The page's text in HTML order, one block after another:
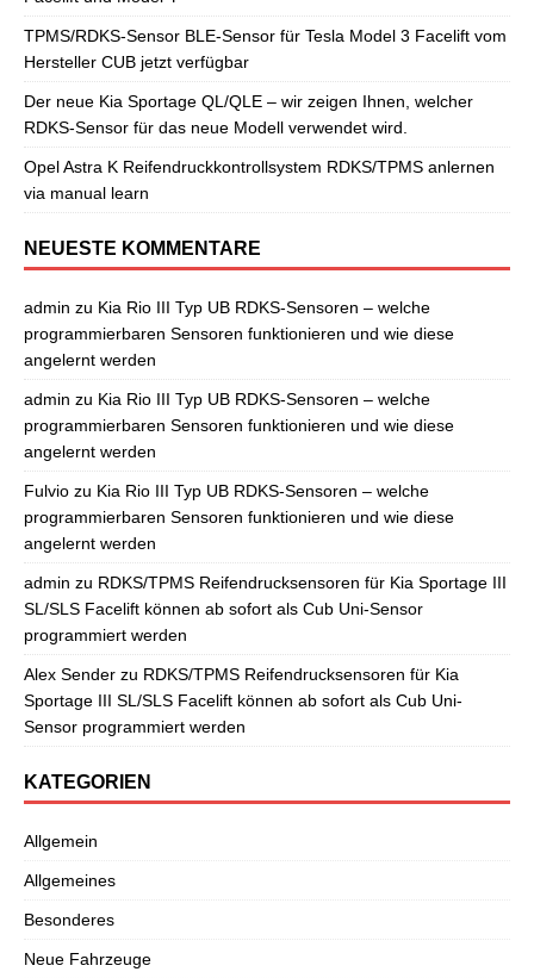
TPMS/RDKS-Sensor BLE-Sensor für Tesla Model 3 Facelift vom
Hersteller CUB jetzt verfügbar
Der neue Kia Sportage QL/QLE – wir zeigen Ihnen, welcher
RDKS-Sensor für das neue Modell verwendet wird.
Opel Astra K Reifendruckkontrollsystem RDKS/TPMS anlernen
via manual learn
NEUESTE KOMMENTARE
admin zu Kia Rio III Typ UB RDKS-Sensoren – welche
programmierbaren Sensoren funktionieren und wie diese
angelernt werden
admin zu Kia Rio III Typ UB RDKS-Sensoren – welche
programmierbaren Sensoren funktionieren und wie diese
angelernt werden
Fulvio zu Kia Rio III Typ UB RDKS-Sensoren – welche
programmierbaren Sensoren funktionieren und wie diese
angelernt werden
admin zu RDKS/TPMS Reifendrucksensoren für Kia Sportage III
SL/SLS Facelift können ab sofort als Cub Uni-Sensor
programmiert werden
Alex Sender zu RDKS/TPMS Reifendrucksensoren für Kia
Sportage III SL/SLS Facelift können ab sofort als Cub Uni-
Sensor programmiert werden
KATEGORIEN
Allgemein
Allgemeines
Besonderes
Neue Fahrzeuge